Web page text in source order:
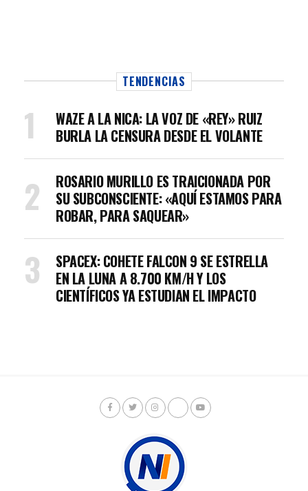
TENDENCIAS
WAZE A LA NICA: LA VOZ DE «REY» RUIZ
BURLA LA CENSURA DESDE EL VOLANTE
ROSARIO MURILLO ES TRAICIONADA POR
SU SUBCONSCIENTE: «AQUÍ ESTAMOS PARA
ROBAR, PARA SAQUEAR»
SPACEX: COHETE FALCON 9 SE ESTRELLA
EN LA LUNA A 8.700 KM/H Y LOS
CIENTÍFICOS YA ESTUDIAN EL IMPACTO